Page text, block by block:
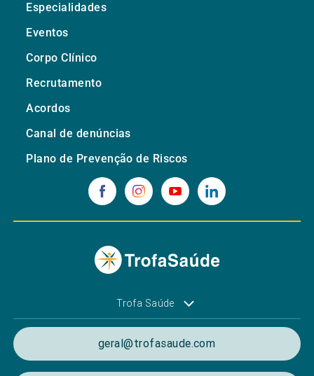
Especialidades
Eventos
Corpo Clínico
Recrutamento
Acordos
Canal de denúncias
Plano de Prevenção de Riscos
Trofa Saúde
geral@trofasaude.com